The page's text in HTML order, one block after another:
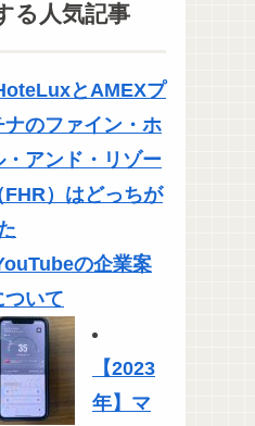
る人気記事
とAMEXプ
ナのファイン・ホ
・アンド・リゾー
FHR）はどっちが
の企業案
ついて
【2023
年】マ